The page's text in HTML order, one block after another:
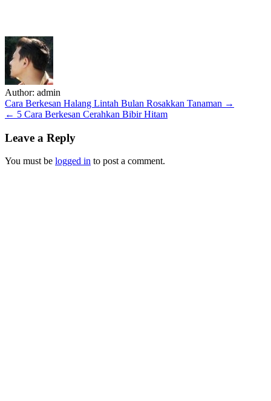
Author: admin
Post
navigation
Cara Berkesan Halang Lintah Bulan Rosakkan Tanaman →
← 5 Cara Berkesan Cerahkan Bibir Hitam
Leave a Reply
You must be logged in to post a comment.